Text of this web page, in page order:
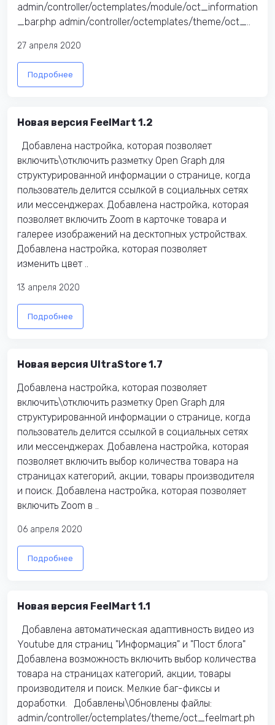
admin/controller/octemplates/module/oct_information
_bar.php admin/controller/octemplates/theme/oct_..
27 апреля 2020
Подробнее
Новая версия FeelMart 1.2
Добавлена настройка, которая позволяет
включить\отключить разметку Open Graph для
структурированной информации о странице, когда
пользователь делится ссылкой в социальных сетях
или мессенджерах. Добавлена настройка, которая
позволяет включить Zoom в карточке товара и
галерее изображений на десктопных устройствах.
Добавлена настройка, которая позволяет
изменить цвет ..
13 апреля 2020
Подробнее
Новая версия UltraStore 1.7
Добавлена настройка, которая позволяет
включить\отключить разметку Open Graph для
структурированной информации о странице, когда
пользователь делится ссылкой в социальных сетях
или мессенджерах. Добавлена настройка, которая
позволяет включить выбор количества товара на
страницах категорий, акции, товары производителя
и поиск. Добавлена настройка, которая позволяет
включить Zoom в ..
06 апреля 2020
Подробнее
Новая версия FeelMart 1.1
Добавлена автоматическая адаптивность видео из
Youtube для страниц "Информация" и "Пост блога"
Добавлена возможность включить выбор количества
товара на страницах категорий, акции, товары
производителя и поиск. Мелкие баг-фиксы и
доработки. Добавлены\Обновлены файлы:
admin/controller/octemplates/theme/oct_feelmart.ph